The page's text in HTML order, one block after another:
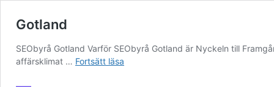
Gotland
SEObyrå Gotland Varför SEObyrå Gotland är Nyckeln till
affärsklimat … Fortsätt läsa